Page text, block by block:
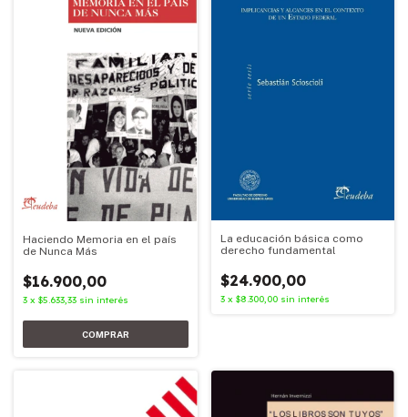
Haciendo Memoria en el país
de Nunca Más
$16.900,00
3 x $5.633,33 sin interés
La educación básica como
derecho fundamental
$24.900,00
3 x $8.300,00 sin interés